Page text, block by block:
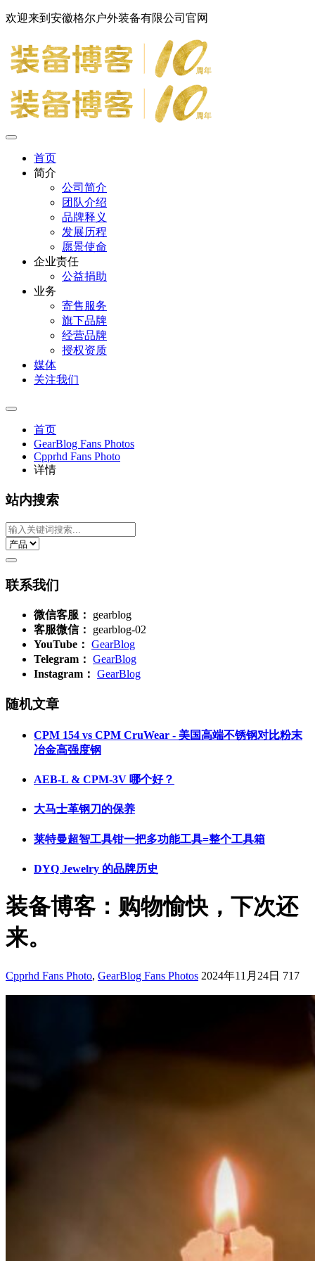
欢迎来到安徽格尔户外装备有限公司官网
首页
简介
公司简介
团队介绍
品牌释义
发展历程
愿景使命
企业责任
公益捐助
业务
寄售服务
旗下品牌
经营品牌
授权资质
媒体
关注我们
首页
GearBlog Fans Photos
Cpprhd Fans Photo
详情
站内搜索
联系我们
微信客服：
gearblog
客服微信：
gearblog-02
YouTube： GearBlog
Telegram： GearBlog
Instagram： GearBlog
随机文章
CPM 154 vs CPM CruWear - 美国高端不锈钢对比粉末
冶金高强度钢
AEB-L & CPM-3V 哪个好？
大马士革钢刀的保养
莱特曼超智工具钳一把多功能工具=整个工具箱
DYQ Jewelry 的品牌历史
装备博客：购物愉快，下次还
来。
Cpprhd Fans Photo, GearBlog Fans Photos 2024年11月24日 717